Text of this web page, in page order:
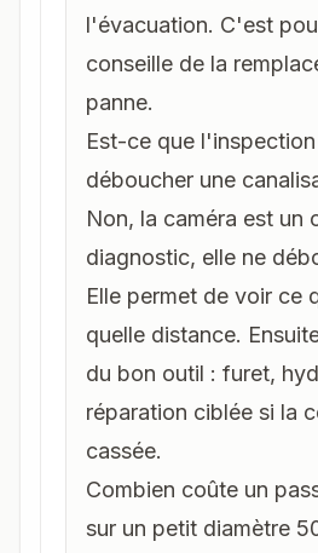
l'évacuation. C'est
conseille de la
panne.
Est-ce que
déboucher une
Non, la caméra est un
diagnostic, elle ne
Elle permet de voir ce
quelle distance.
du bon outil : furet,
réparation ciblée si la
cassée.
Combien coûte un
sur un petit diamètre